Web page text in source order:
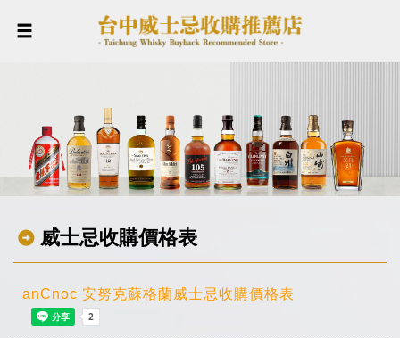
威士忌收購價格表
anCnoc 安努克蘇格蘭威士忌收購價格表